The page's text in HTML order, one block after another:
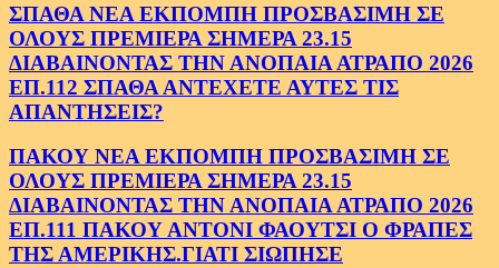
ΣΠΑΘΑ ΝΕΑ ΕΚΠΟΜΠΗ ΠΡΟΣΒΑΣΙΜΗ ΣΕ
ΟΛΟΥΣ ΠΡΕΜΙΕΡΑ ΣΗΜΕΡΑ 23.15
ΔΙΑΒΑΙΝΟΝΤΑΣ ΤΗΝ ΑΝΟΠΑΙΑ ΑΤΡΑΠΟ 2026
ΕΠ.112 ΣΠΑΘΑ ΑΝΤΕΧΕΤΕ ΑΥΤΕΣ ΤΙΣ
ΑΠΑΝΤΗΣΕΙΣ?
ΠΑΚΟΥ ΝΕΑ ΕΚΠΟΜΠΗ ΠΡΟΣΒΑΣΙΜΗ ΣΕ
ΟΛΟΥΣ ΠΡΕΜΙΕΡΑ ΣΗΜΕΡΑ 23.15
ΔΙΑΒΑΙΝΟΝΤΑΣ ΤΗΝ ΑΝΟΠΑΙΑ ΑΤΡΑΠΟ 2026
ΕΠ.111 ΠΑΚΟΥ ΑΝΤΟΝΙ ΦΑΟΥΤΣΙ Ο ΦΡΑΠΕΣ
ΤΗΣ ΑΜΕΡΙΚΗΣ.ΓΙΑΤΙ ΣΙΩΠΗΣΕ